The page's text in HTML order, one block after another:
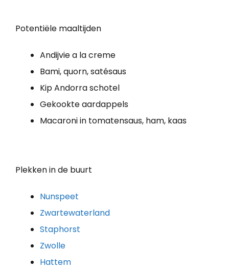
Potentiële maaltijden
Andijvie a la creme
Bami, quorn, satésaus
Kip Andorra schotel
Gekookte aardappels
Macaroni in tomatensaus, ham, kaas
Plekken in de buurt
Nunspeet
Zwartewaterland
Staphorst
Zwolle
Hattem